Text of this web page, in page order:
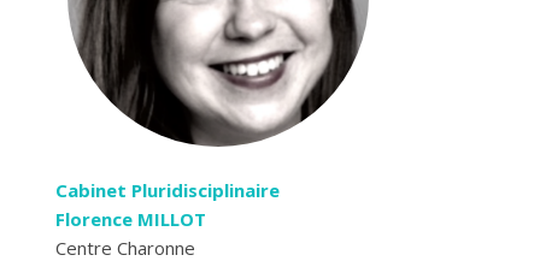
Cabinet Pluridisciplinaire
Florence MILLOT
Centre Charonne